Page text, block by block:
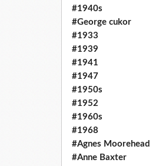
#1940s
#George cukor
#1933
#1939
#1941
#1947
#1950s
#1952
#1960s
#1968
#Agnes Moorehead
#Anne Baxter